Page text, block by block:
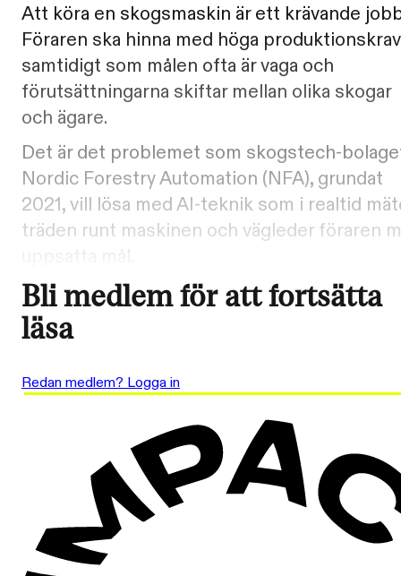
Att köra en skogsmaskin är ett krävande
Föraren ska hinna med höga produktionskrav
samtidigt som målen ofta är vaga och
förutsättningarna skiftar mellan olika skogar
och ägare.
Det är det problemet som skogstech-
Nordic Forestry Automation (NFA), grundat
2021, vill lösa med AI-teknik som i realtid
träden runt maskinen och vägleder föraren
Bli medlem för att fortsätta
läsa
Redan medlem? Logga in